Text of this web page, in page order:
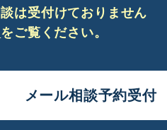
は受付けておりません
をご覧ください。
メール相談予約受付